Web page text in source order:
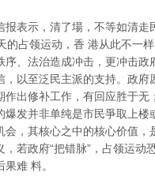
报表示，清了場，不等如清走
的占领运动，香 港从此不一
序、法治造成冲击，更冲击政
，以至泛民主派的支持。政府
作出修补工作，有回应胜于无
爆发并非单纯是市民爭取上楼
会，其核心之中的核心价值，
，若政府“把错脉”，占领运动
果难 料。